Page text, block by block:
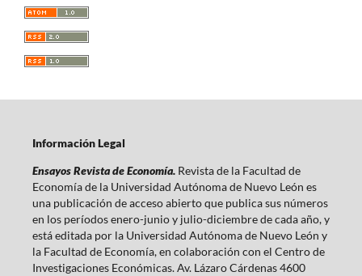
Información Legal
Ensayos Revista de Economía. Revista de la Facultad de
Economía de la Universidad Autónoma de Nuevo León es
una publicación de acceso abierto que publica sus números
en los períodos enero-junio y julio-diciembre de cada año, y
está editada por la Universidad Autónoma de Nuevo León y
la Facultad de Economía, en colaboración con el Centro de
Investigaciones Económicas. Av. Lázaro Cárdenas 4600